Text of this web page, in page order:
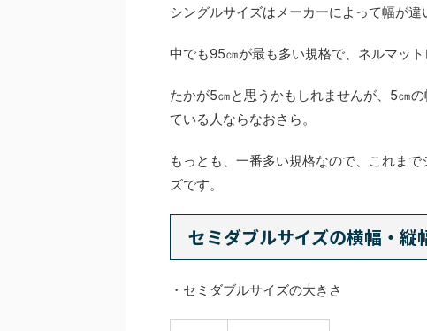
シングルサイズはメーカーによって幅が違
中でも95㎝が最も多い規格で、ネルマット
たかが5㎝と思うかもしれませんが、5㎝
ている人ならなおさら。
もっとも、一番多い規格なので、これま
ズです。
セミダブルサイズの横幅・縦
・セミダブルサイズの大きさ